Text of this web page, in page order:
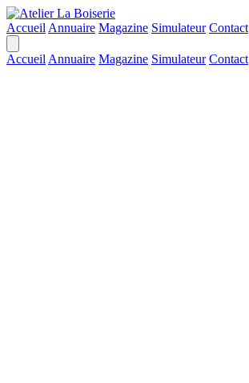
Accueil Annuaire Magazine Simulateur Contact
Accueil Annuaire Magazine Simulateur Contact